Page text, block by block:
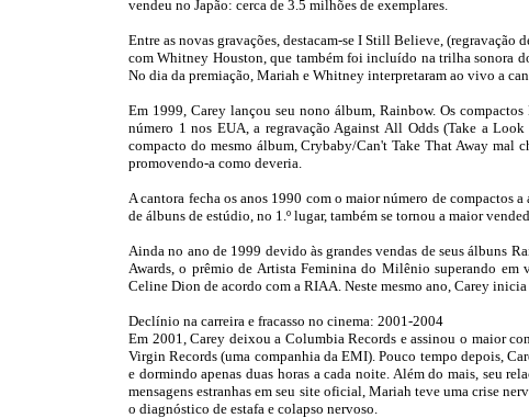
vendeu no Japão: cerca de 3.5 milhões de exemplares.
Entre as novas gravações, destacam-se I Still Believe, (regravação
com Whitney Houston, que também foi incluído na trilha sonora
No dia da premiação, Mariah e Whitney interpretaram ao vivo a
Em 1999, Carey lançou seu nono álbum, Rainbow. Os
número 1 nos EUA, a regravação Against All Odds (Take a
compacto do mesmo álbum, Crybaby/Can't Take That Away mal
promovendo-a como deveria.
A cantora fecha os anos 1990 com o maior número de compactos
de álbuns de estúdio, no 1.º lugar, também se tornou a maior
Ainda no ano de 1999 devido às grandes vendas de seus álbuns
Awards, o prêmio de Artista Feminina do Milênio superando em
Celine Dion de acordo com a RIAA. Neste mesmo ano, Carey
Declínio na carreira e fracasso no cinema: 2001-2004
Em 2001, Carey deixou a Columbia Records e assinou o maior
Virgin Records (uma companhia da EMI). Pouco tempo depois,
e dormindo apenas duas horas a cada noite. Além do mais, seu
mensagens estranhas em seu site oficial, Mariah teve uma crise
o diagnóstico de estafa e colapso nervoso.